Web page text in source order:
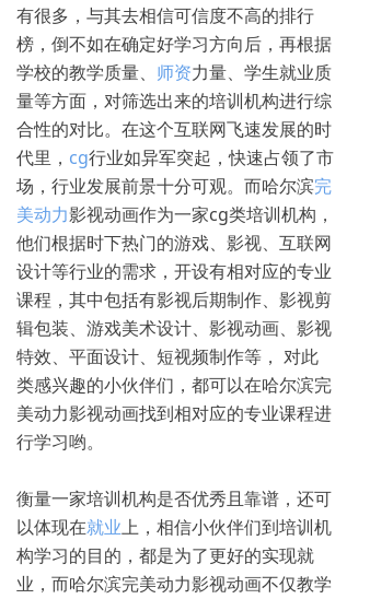
有很多，与其去相信可信度不高的排行
榜，倒不如在确定好学习方向后，再根据
学校的教学质量、 师资力量、学生就业质
量等方面，对筛选出来的培训机构进行综
合性的对比。在这个互联网飞速发展的时
代里， cg行业如异军突起，快速占领了市
场，行业发展前景十分可观。而哈尔滨完
美动力影视动画作为一家cg类培训机构，
他们根据时下热门的游戏、影视、互联网
设计等行业的需求，开设有相对应的专业
课程，其中包括有影视后期制作、影视剪
辑包装、游戏美术设计、影视动画、影视
特效、平面设计、短视频制作等， 对此
类感兴趣的小伙伴们，都可以在哈尔滨完
美动力影视动画找到相对应的专业课程进
行学习哟。
衡量一家培训机构是否优秀且靠谱，还可
以体现在就业上，相信小伙伴们到培训机
构学习的目的，都是为了更好的实现就
业，而哈尔滨完美动力影视动画不仅教学